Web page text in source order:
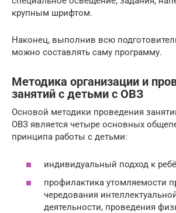
крупным шрифтом.
Наконец, выполнив всю
можно составлять саму программу.
Методика организации и
занятий с детьми с ОВЗ
Основой методики проведения
ОВЗ является четыре основных
принципа работы с детьми:
индивидуальный подход к
профилактика утомляемости
чередования
деятельности, проведения